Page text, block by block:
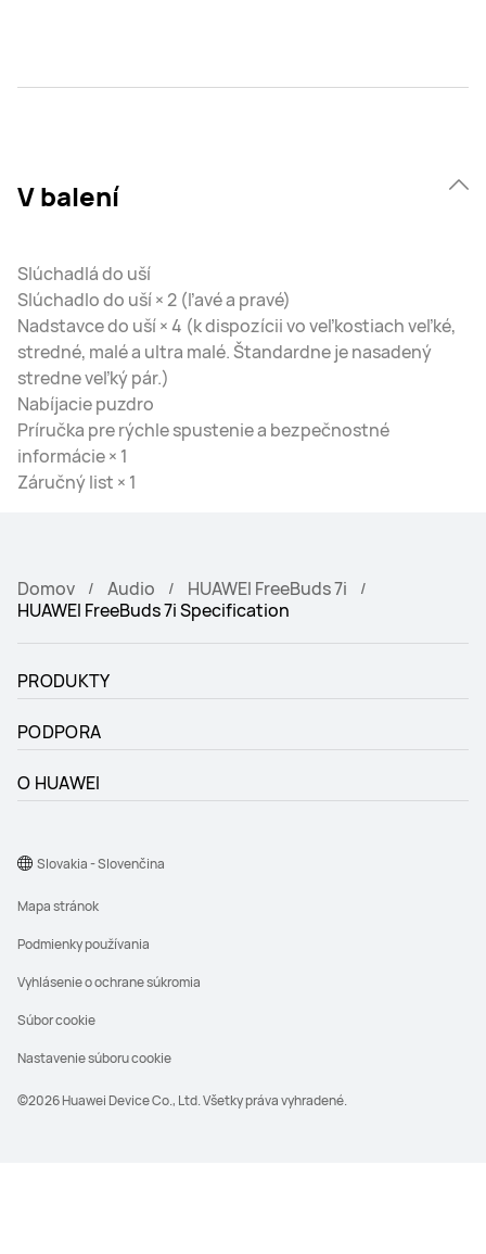
V balení
Slúchadlá do uší
Slúchadlo do uší × 2 (ľavé a pravé)
Nadstavce do uší × 4 (k dispozícii vo veľkostiach veľké,
stredné, malé a ultra malé. Štandardne je nasadený
stredne veľký pár.)
Nabíjacie puzdro
Príručka pre rýchle spustenie a bezpečnostné
informácie × 1
Záručný list × 1
Domov Audio
HUAWEI FreeBuds 7i
HUAWEI FreeBuds 7i Specification
PRODUKTY
PODPORA
O HUAWEI
©2026 Huawei Device Co., Ltd. Všetky práva vyhradené.
Mapa stránok
Podmienky používania
Vyhlásenie o ochrane súkromia
Súbor cookie
Nastavenie súboru cookie
Slovakia - Slovenčina